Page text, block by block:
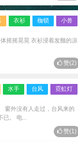
衣衫 枷锁 小兽
摇摇晃晃 衣衫浸着发颤的凉
赞(2)
水手 台风 霓虹灯
窗外没有人走过，台风来的
已。 电...
赞(1)